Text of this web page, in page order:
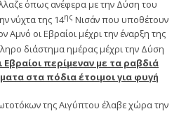
όπως ανέφερα με την Δύση του
νύχτα της 14ης Νισάν που υποθέτουν
Αμνό οι Εβραίοι μέχρι την έναρξη της
διάστημα ημέρας μέχρι την Δύση
περίμεναν με τα ραβδιά
στα πόδια έτοιμοι για φυγή
της Αιγύπτου έλαβε χώρα την